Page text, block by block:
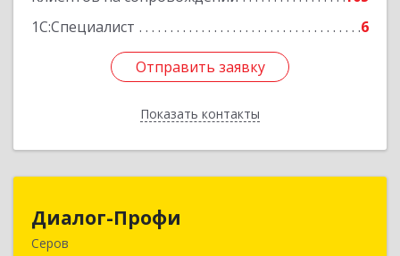
1С:Специалист
6
Отправить заявку
Показать контакты
Отправить заявку
Назад
Диалог-Профи
Серов
624980, Свердловская обл, Серов г, Короленко